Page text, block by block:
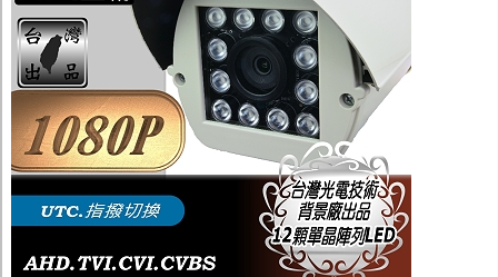
AHD防護罩型攝影機(適用屋外，紅外線照射
距離遠）
AHD特殊功能型攝影機
旋轉型攝影機.旋轉台
傳統高解析攝影機
鏡頭
投光設備
防護罩及支架
多路攝影機單軸傳輸
監聽器.麥克風
網路設備
雙絞線傳輸器